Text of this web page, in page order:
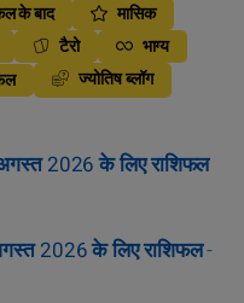
के बाद
मासिक
टैरो
भाग्य
ज्योतिष ब्लॉग
2026 के लिए राशिफल
2026 के लिए राशिफल-